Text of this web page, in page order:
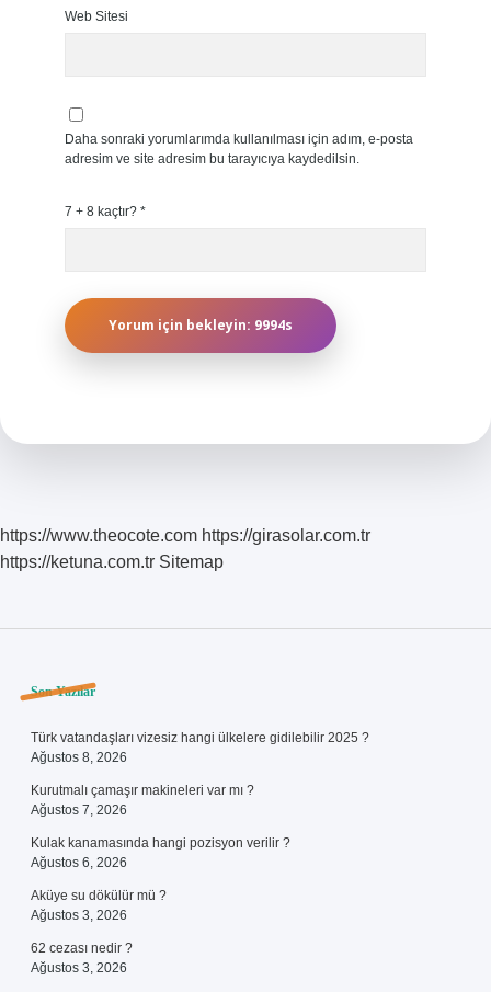
Web Sitesi
Daha sonraki yorumlarımda kullanılması için adım, e-posta
adresim ve site adresim bu tarayıcıya kaydedilsin.
7 + 8 kaçtır? *
https://www.theocote.com https://girasolar.com.tr
https://ketuna.com.tr Sitemap
Sidebar
Son Yazılar
Türk vatandaşları vizesiz hangi ülkelere gidilebilir 2025 ?
Ağustos 8, 2026
Kurutmalı çamaşır makineleri var mı ?
Ağustos 7, 2026
Kulak kanamasında hangi pozisyon verilir ?
Ağustos 6, 2026
Aküye su dökülür mü ?
Ağustos 3, 2026
62 cezası nedir ?
Ağustos 3, 2026